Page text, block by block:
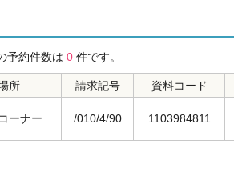
予約件数は 0 件です。
所 請求記号 資料コード
ーナー /010/4/90 1103984811